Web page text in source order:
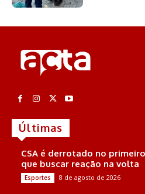
Últimas
CSA é derrotado no
que buscar reação na volta
Esportes 8 de agosto de 2026